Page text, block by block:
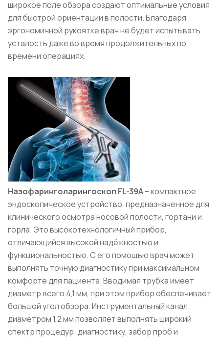
широкое поле обзора создают оптимальные условия
для быстрой ориентации в полости. Благодаря
эргономичной рукоятке врач не будет испытывать
усталость даже во время продолжительных по
времени операциях.
Назофаринголарингоскоп FL-39A– компактное
эндоскопическое устройство, предназначенное для
клинического осмотра носовой полости, гортани и
горла. Это высокотехнологичный прибор,
отличающийся высокой надёжностью и
функциональностью. С его помощью врач может
выполнять точную диагностику при максимальном
комфорте для пациента. Вводимая трубка имеет
диаметр всего 4,1 мм, при этом прибор обеспечивает
большой угол обзора. Инструментальный канал
диаметром 1,2 мм позволяет выполнять широкий
спектр процедур: диагностику, забор проб и